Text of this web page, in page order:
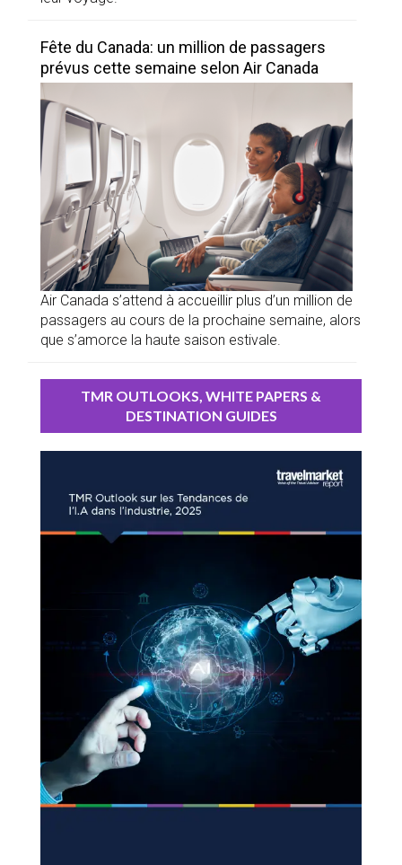
Fête du Canada: un million de passagers
prévus cette semaine selon Air Canada
Air Canada s’attend à accueillir plus d’un million de
passagers au cours de la prochaine semaine, alors
que s’amorce la haute saison estivale.
TMR OUTLOOKS, WHITE PAPERS &
DESTINATION GUIDES